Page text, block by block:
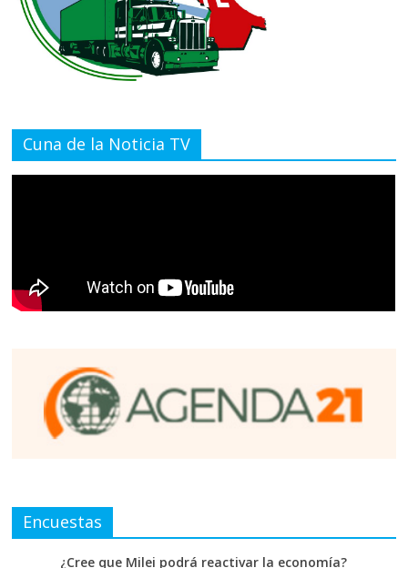
Cuna de la Noticia TV
Encuestas
¿Cree que Milei podrá reactivar la economía?